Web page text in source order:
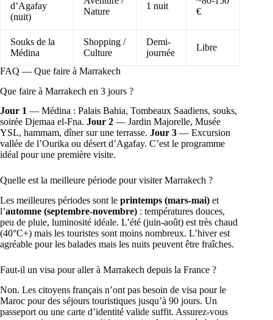
d’Agafay
(nuit)
Nature
1 nuit
€
Souks de la
Médina
Shopping /
Culture
Demi-
journée
Libre
FAQ — Que faire à Marrakech
Que faire à Marrakech en 3 jours ?
Jour 1 — Médina : Palais Bahia, Tombeaux Saadiens, souks,
soirée Djemaa el-Fna. Jour 2 — Jardin Majorelle, Musée
YSL, hammam, dîner sur une terrasse. Jour 3 — Excursion
vallée de l’Ourika ou désert d’Agafay. C’est le programme
idéal pour une première visite.
Quelle est la meilleure période pour visiter Marrakech ?
Les meilleures périodes sont le printemps (mars-mai) et
l’automne (septembre-novembre) : températures douces,
peu de pluie, luminosité idéale. L’été (juin-août) est très chaud
(40°C+) mais les touristes sont moins nombreux. L’hiver est
agréable pour les balades mais les nuits peuvent être fraîches.
Faut-il un visa pour aller à Marrakech depuis la France ?
Non. Les citoyens français n’ont pas besoin de visa pour le
Maroc pour des séjours touristiques jusqu’à 90 jours. Un
passeport ou une carte d’identité valide suffit. Assurez-vous